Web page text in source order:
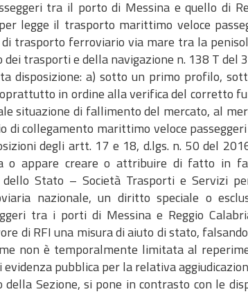
tra il porto di Messina e quello di
legge il trasporto marittimo veloce
di trasporto ferroviario via mare tra la
trasporti e della navigazione n. 138 T del
disposizione: a) sotto un primo profilo,
in ordine alla verifica del corretto
situazione di fallimento del mercato, al
di collegamento marittimo veloce
degli artt. 17 e 18, d.lgs. n. 50 del
o appare creare o attribuire di fatto in
dello Stato – Società Trasporti e Servizi
nazionale, un diritto speciale o
tra i porti di Messina e Reggio
di RFI una misura di aiuto di stato,
non è temporalmente limitata al
pubblica per la relativa
della Sezione, si pone in contrasto con le